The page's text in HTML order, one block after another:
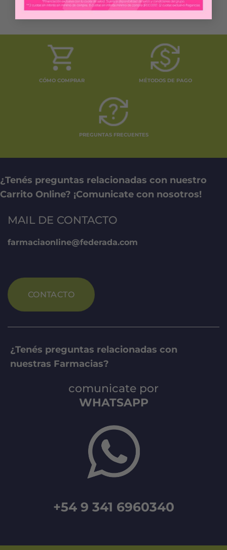
CÓMO COMPRAR MÉTODOS DE PAGO
PREGUNTAS FRECUENTES
¿Tenés preguntas relacionadas con nuestro
Carrito Online? ¡Comunicate con nosotros!
MAIL DE CONTACTO
farmaciaonline@federada.com
CONTACTO
¿Tenés preguntas relacionadas con
nuestras Farmacias?
comunicate por
WHATSAPP
+54 9 341 6960340